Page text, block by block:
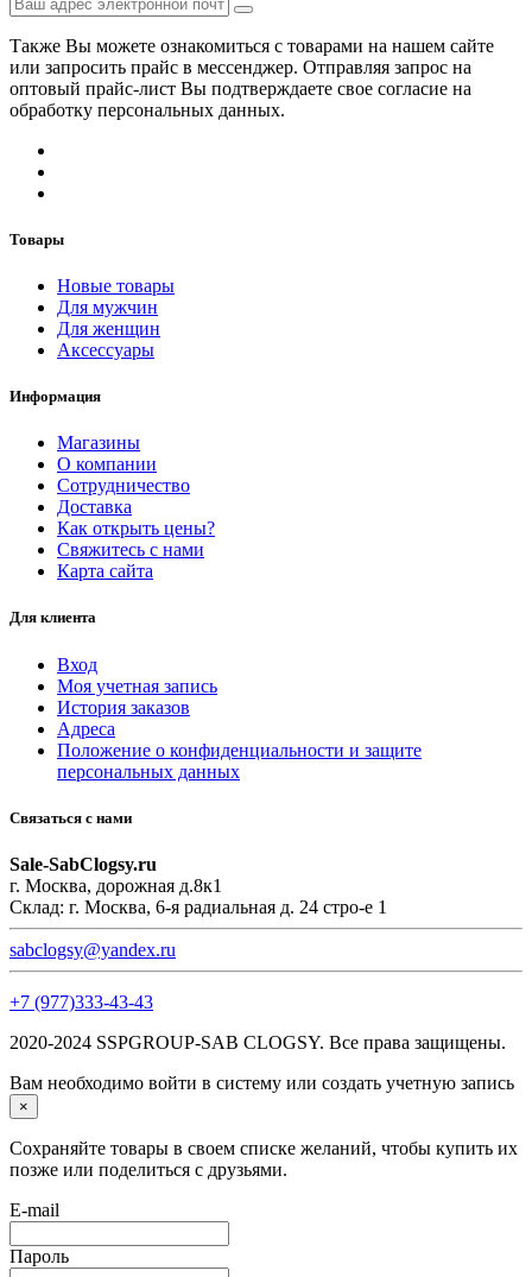
Также Вы можете ознакомиться с товарами на нашем сайте
или запросить прайс в мессенджер. Отправляя запрос на
оптовый прайс-лист Вы подтверждаете свое согласие на
обработку персональных данных.
Товары
Новые товары
Для мужчин
Для женщин
Аксессуары
Информация
Магазины
О компании
Сотрудничество
Доставка
Как открыть цены?
Свяжитесь с нами
Карта сайта
Для клиента
Вход
Моя учетная запись
История заказов
Адреса
Положение о конфиденциальности и защите
персональных данных
Связаться с нами
Sale-SabClogsy.ru
г. Москва, дорожная д.8к1
Склад: г. Москва, 6-я радиальная д. 24 стро-е 1
sabclogsy@yandex.ru
+7 (977)333-43-43
2020-2024 SSPGROUP-SAB CLOGSY. Все права защищены.
Вам необходимо войти в систему или создать учетную запись
×
Сохраняйте товары в своем списке желаний, чтобы купить их
позже или поделиться с друзьями.
E-mail
Пароль